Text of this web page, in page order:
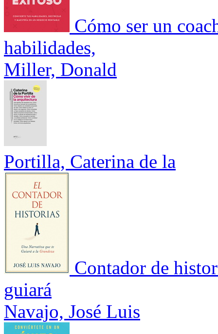
Cómo ser un
habilidades,
Miller, Donald
Portilla, Caterina de la
Contador de
guiará
Navajo, José Luis